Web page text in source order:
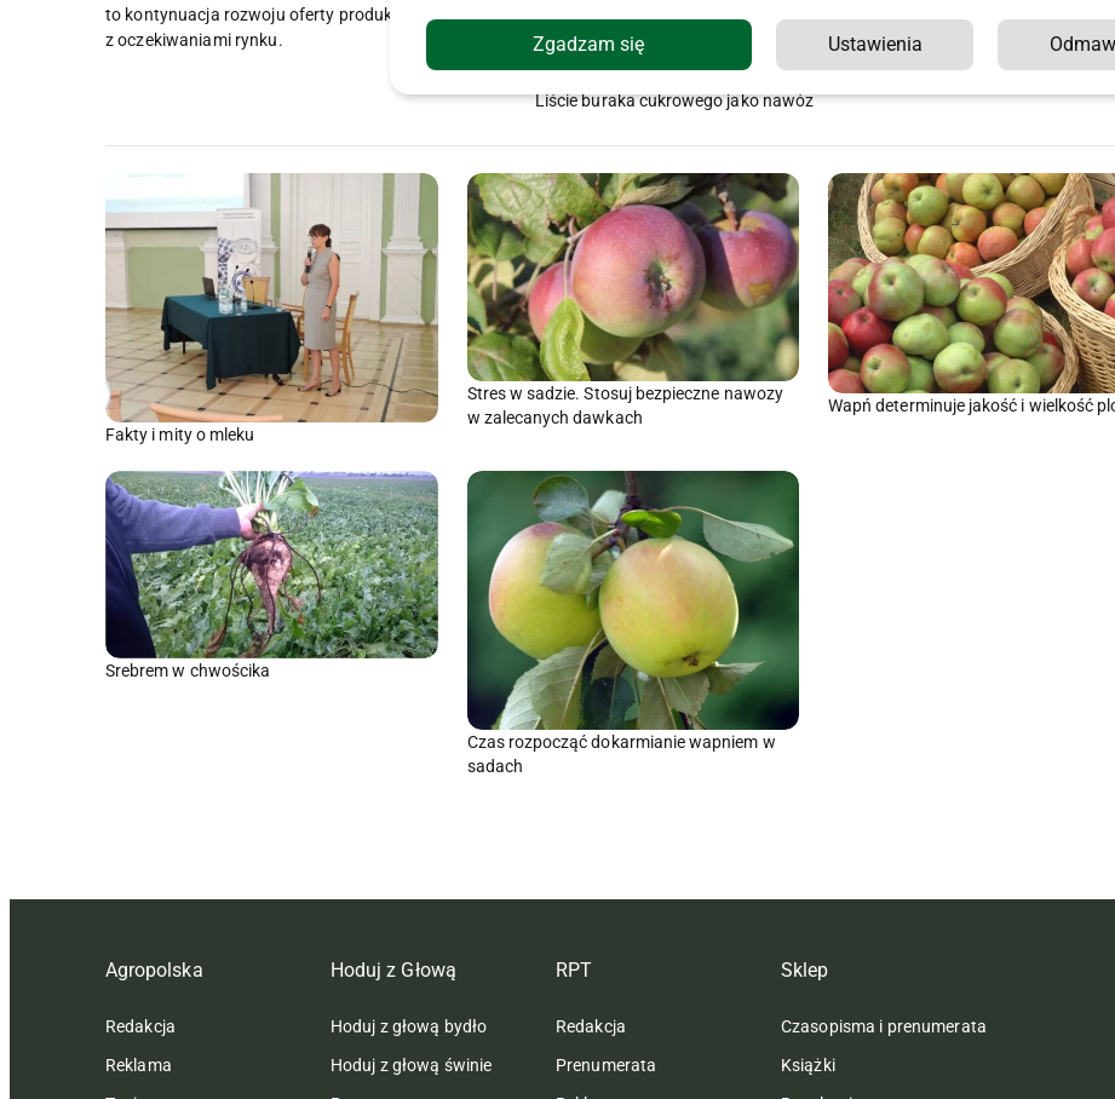
to kontynuacja rozwoju oferty produktowej, zgodnie
z oczekiwaniami rynku.
Liście buraka cukrowego jako nawóz
Mleko jest szkodliwe dla
Fakty i mity o mleku
Stres w sadzie. Stosuj bezpieczne nawozy
w zalecanych dawkach
Wapń determinuje jakość i wielkość
Srebrem w chwościka
Czas rozpocząć dokarmianie wapniem w
sadach
Agropolska
Redakcja
Reklama
Hoduj z Głową
Hoduj z głową bydło
Hoduj z głową świnie
RPT
Redakcja
Prenumerata
Sklep
Czasopisma i prenumerata
Książki
Zgadzam się Ustawienia